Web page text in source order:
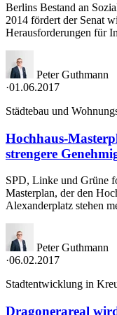
Berlins Bestand an
2014 fördert der Senat
Herausforderungen für
Peter Guthmann
·01.06.2017
Städtebau und
Hochhaus-
strengere
SPD, Linke und Grüne
Masterplan, der den
Alexanderplatz stehen
Peter Guthmann
·06.02.2017
Stadtentwicklung in
Dragonerareal